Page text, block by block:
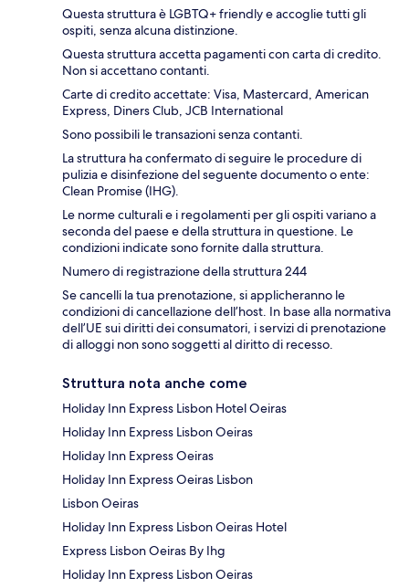
Questa struttura è LGBTQ+ friendly e accoglie tutti gli
ospiti, senza alcuna distinzione.
Questa struttura accetta pagamenti con carta di credito.
Non si accettano contanti.
Carte di credito accettate: Visa, Mastercard, American
Express, Diners Club, JCB International
Sono possibili le transazioni senza contanti.
La struttura ha confermato di seguire le procedure di
pulizia e disinfezione del seguente documento o ente:
Clean Promise (IHG).
Le norme culturali e i regolamenti per gli ospiti variano a
seconda del paese e della struttura in questione. Le
condizioni indicate sono fornite dalla struttura.
Numero di registrazione della struttura 244
Se cancelli la tua prenotazione, si applicheranno le
condizioni di cancellazione dell’host. In base alla normativa
dell’UE sui diritti dei consumatori, i servizi di prenotazione
di alloggi non sono soggetti al diritto di recesso.
Struttura nota anche come
Holiday Inn Express Lisbon Hotel Oeiras
Holiday Inn Express Lisbon Oeiras
Holiday Inn Express Oeiras
Holiday Inn Express Oeiras Lisbon
Lisbon Oeiras
Holiday Inn Express Lisbon Oeiras Hotel
Express Lisbon Oeiras By Ihg
Holiday Inn Express Lisbon Oeiras